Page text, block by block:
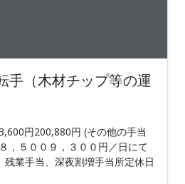
手（木材チップ等の運
円200,880円 (その他の手当
，５００９，３００円／日にて
業手当、深夜割増手当所定休日